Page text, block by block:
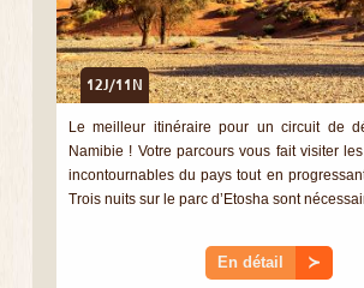
12J/11N
Le meilleur itinéraire pour un circuit de
Namibie ! Votre parcours vous fait visiter
incontournables du pays tout en
Trois nuits sur le parc d’Etosha sont
En détail ≻